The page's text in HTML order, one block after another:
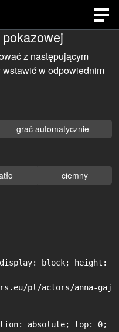
z następującym
w odpowiednim
grać automatycznie
ciemny
block; height:
pl/actors/anna-
absolute; top: 0;